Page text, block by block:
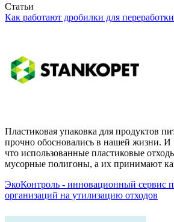
Статьи
Как работают дробилки для
Пластиковая упаковка для продуктов
прочно обосновались в нашей жизни. И
что использованные пластиковые
мусорные полигоны, а их принимают
ЭкоКонтроль - инновационный сервис
организаций на утилизацию отходов